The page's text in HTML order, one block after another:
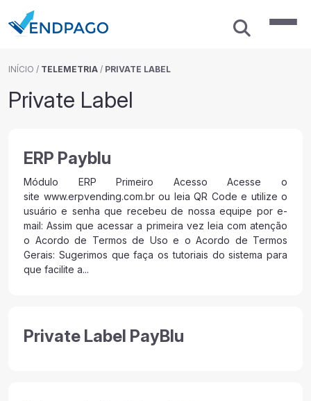
INÍCIO / TELEMETRIA / PRIVATE LABEL
Private Label
ERP Payblu
Módulo ERP Primeiro Acesso Acesse o
site www.erpvending.com.br ou leia QR Code e utilize o
usuário e senha que recebeu de nossa equipe por e-
mail: Assim que acessar a primeira vez leia com atenção
o Acordo de Termos de Uso e o Acordo de Termos
Gerais: Sugerimos que faça os tutoriais do sistema para
que facilite a...
Private Label PayBlu